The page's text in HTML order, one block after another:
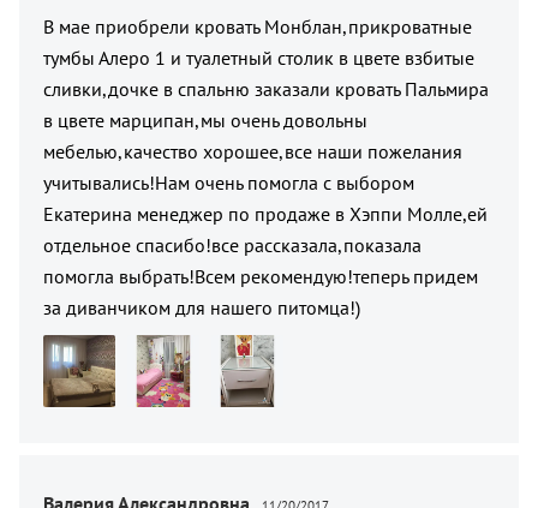
В мае приобрели кровать Монблан,прикроватные
тумбы Алеро 1 и туалетный столик в цвете взбитые
сливки,дочке в спальню заказали кровать Пальмира
в цвете марципан,мы очень довольны
мебелью,качество хорошее,все наши пожелания
учитывались!Нам очень помогла с выбором
Екатерина менеджер по продаже в Хэппи Молле,ей
отдельное спасибо!все рассказала,показала
помогла выбрать!Всем рекомендую!теперь придем
за диванчиком для нашего питомца!)
Валерия Александровна